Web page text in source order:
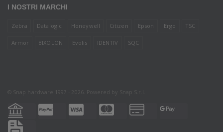
I NOSTRI MARCHI
Zebra Datalogic Honeywell Citizen Epson Ergo TSC
Armor BIXOLON Evolis IDENTIV SQC
© Snap hardware 1997 - 2026. Powered by Snap S.r.l.